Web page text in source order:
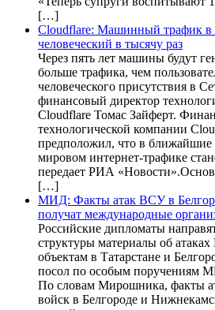
[…]
Cloudflare: Машинный трафик в
человеческий в тысячу раз
Через пять лет машины будут
больше трафика, чем
человеческого присутствия в
финансовый директор
Cloudflare Томас Зайферт.
технологической компании
предположил, что в ближайшие
мировом интернет-трафике
передает РИА
[…]
МИД: Факты атак ВСУ в
получат международные
Российские дипломаты
структуры материалы об
объектам в Татарстане и
посол по особым поручениям
По словам Мирошника, факты
войск в Белгороде и